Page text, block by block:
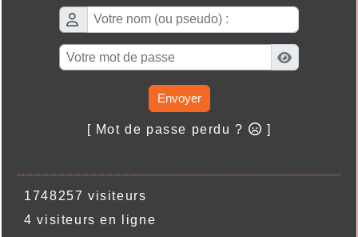
Envoyer
[ Mot de passe perdu ? ]
1748257 visiteurs
4 visiteurs en ligne